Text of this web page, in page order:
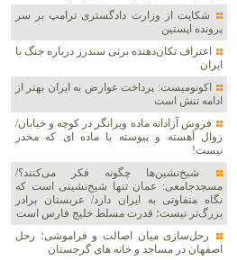
شکایت از وزارت دادگستری ترامپ بر سر
پرونده اپستین
اعتراف تکان‌دهنده برنی سندرز درباره جنگ با
ایران
اکونومیست: پرداخت عوارض به ایران بهتر از
ادامه تنش است
فروش آزادانه ماده ویرانگر در کوچه و خیابان/
زوال آهسته و پیوسته با ماده ای که مخدر
نیست!
شیخ‌نشین‌ها چگونه فکر می‌کنند؟/
مسجدجامعی: عمان تنها شیخ‌نشینی است که
نگاه متفاوتی به ایران دارد/ عربستان برادر
بزرگ‌تر نیست؛ قدرت مسلط خلیج فارس است
رحل‌سازی میان اصالت و فراموشی؛ رحل
اصفهان در مساجد و خانه های گرجستان